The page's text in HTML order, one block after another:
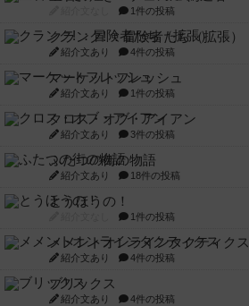
1件の投稿
クランク! ：冒険者たち（拡張）
紹介文あり 4件の投稿
マーケットフレッシュ
紹介文あり 1件の投稿
クロス・オブ・アイアン
紹介文あり 3件の投稿
ふたつの街の物語
紹介文あり 18件の投稿
とうほうの！
1件の投稿
メメントオンラインタクティクス
紹介文あり 4件の投稿
ブリックス
紹介文あり 4件の投稿